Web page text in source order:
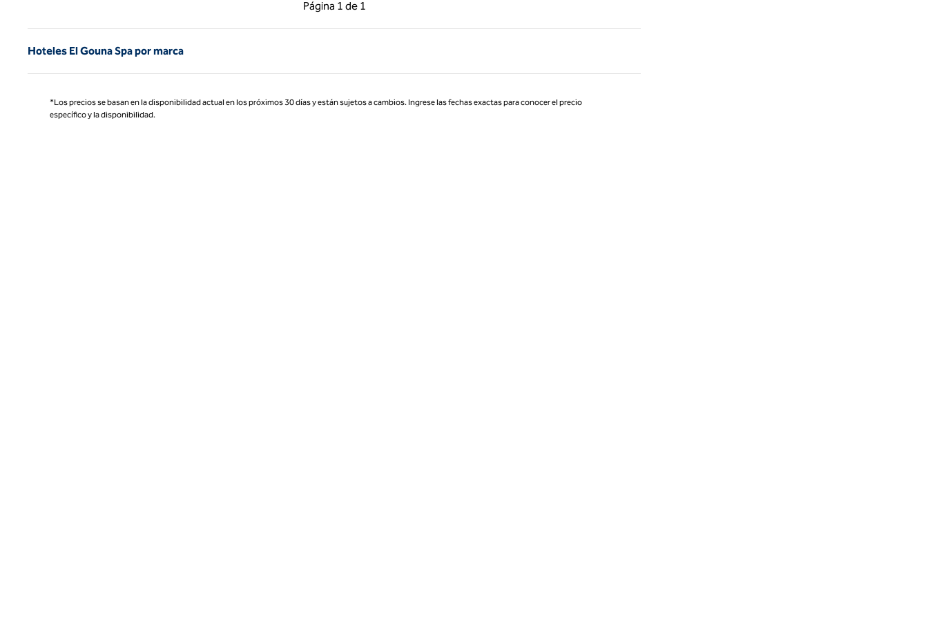
Página 1 de 1
Página 1 de 1
Hoteles El Gouna Spa por marca
*Los precios se basan en la disponibilidad actual en los próximos 30 días y están sujetos a cambios. Ingrese las fechas exactas para conocer el precio
específico y la disponibilidad.